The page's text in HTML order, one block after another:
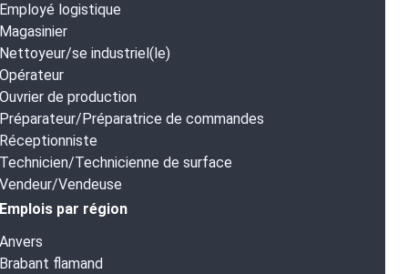
Employé logistique
Magasinier
Nettoyeur/se industriel(le)
Opérateur
Ouvrier de production
Préparateur/Préparatrice de commandes
Réceptionniste
Technicien/Technicienne de surface
Vendeur/Vendeuse
Emplois par région
Anvers
Brabant flamand